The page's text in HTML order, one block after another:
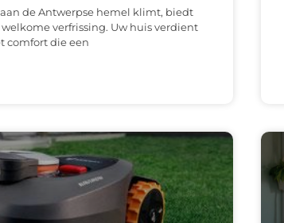
de Antwerpse hemel klimt, biedt
verfrissing. Uw huis verdient
comfort die een